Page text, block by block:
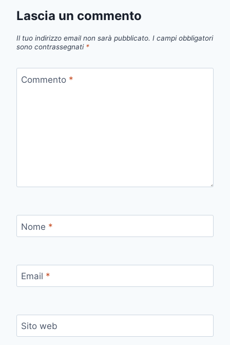
Lascia un commento
Il tuo indirizzo email non sarà pubblicato. I campi obbligatori
sono contrassegnati *
Commento *
Nome *
Email *
Sito web